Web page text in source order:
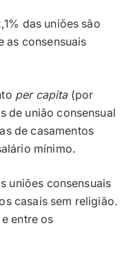
das uniões são
as consensuais
per capita(por
de união consensual
de casamentos
mínimo.
uniões consensuais
casais sem religião.
entre os